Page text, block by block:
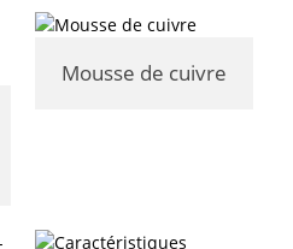
Mousse de cuivre